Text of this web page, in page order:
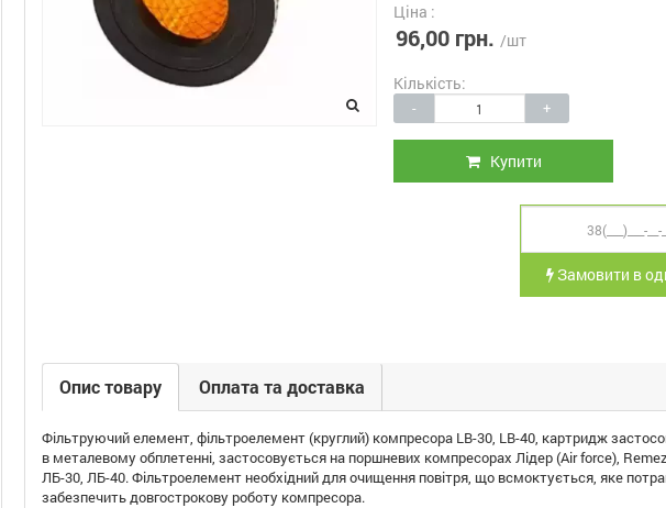
Ціна :
96,00 грн. /шт
Кількість:
- +
Купити
Замовити в
Опис товару Оплата та доставка
Фільтруючий елемент, фільтроелемент (круглий) компресора LB-30, LB-40, картридж
в металевому обплетенні, застосовується на поршневих компресорах Лідер (Air force),
ЛБ-30, ЛБ-40. Фільтроелемент необхідний для очищення повітря, що всмоктується, яке
забезпечить довгострокову роботу компресора.